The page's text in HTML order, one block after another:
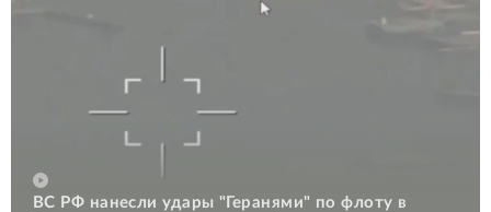
ВС РФ нанесли удары "Геранями" по флоту в